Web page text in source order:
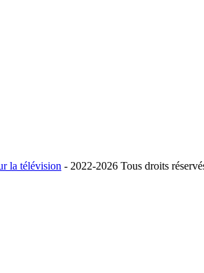
la télévision - 2022-2026 Tous droits